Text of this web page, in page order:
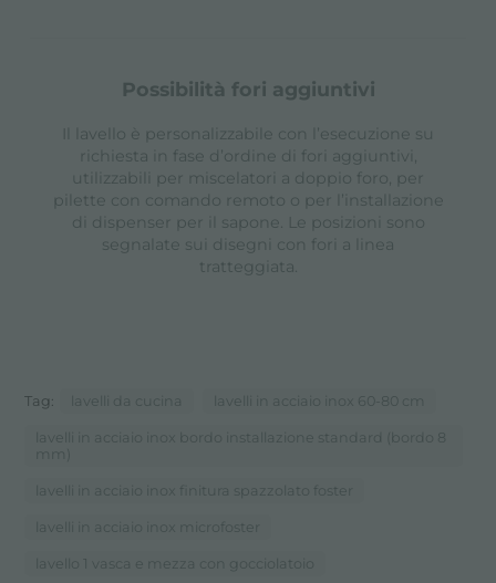
possibilità fori aggiuntivi
Il lavello è personalizzabile con l’esecuzione su
richiesta in fase d’ordine di fori aggiuntivi,
utilizzabili per miscelatori a doppio foro, per
pilette con comando remoto o per l’installazione
di dispenser per il sapone. Le posizioni sono
segnalate sui disegni con fori a linea
tratteggiata.
Tag: lavelli da cucina lavelli in acciaio inox 60-80 cm
lavelli in acciaio inox bordo installazione standard (bordo 8
lavelli in acciaio inox finitura spazzolato foster
lavelli in acciaio inox microfoster
lavello 1 vasca e mezza con gocciolatoio